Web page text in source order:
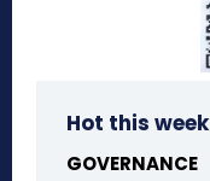
Hot this week
GOVERNANCE